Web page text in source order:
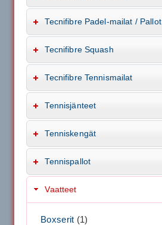
Tecnifibre Padel-mailat / Pallot
Tecnifibre Squash
Tecnifibre Tennismailat
Tennisjänteet
Tenniskengät
Tennispallot
Vaatteet
Boxserit (1)